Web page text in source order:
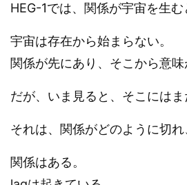
HEG-1では、関係が宇宙を生
宇宙は存在から始まらない。
関係が先にあり、そこから意
だが、いま見ると、そこには
それは、関係がどのように切
関係はある。